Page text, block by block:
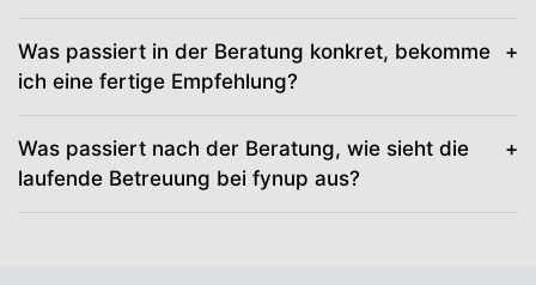
Was passiert in der Beratung konkret, bekomme
ich eine fertige Empfehlung?
Was passiert nach der Beratung, wie sieht die
laufende Betreuung bei fynup aus?